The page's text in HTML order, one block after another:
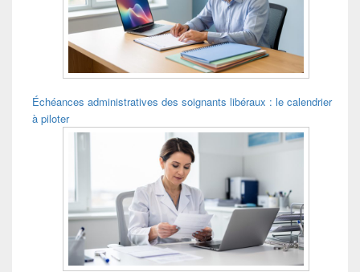
Échéances administratives des soignants libéraux : le calendrier
à piloter